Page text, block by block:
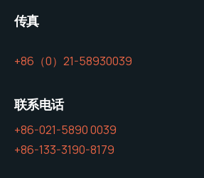
传真
+86（0）21-58930039
联系电话
+86-021-5890 0039
+86-133-3190-8179